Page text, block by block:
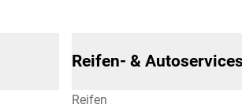
Reifen- & Autoservices
Reifen